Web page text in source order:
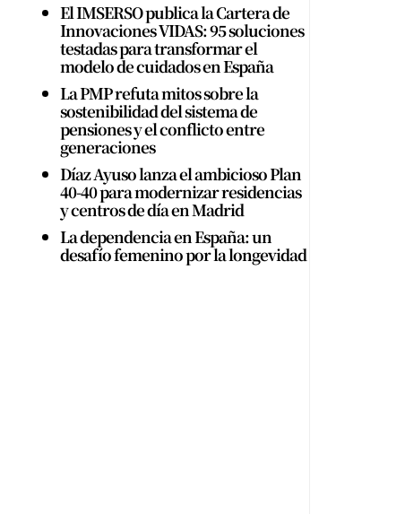
El IMSERSO publica la Cartera de
Innovaciones VIDAS: 95 soluciones
testadas para transformar el
modelo de cuidados en España
La PMP refuta mitos sobre la
sostenibilidad del sistema de
pensiones y el conflicto entre
generaciones
Díaz Ayuso lanza el ambicioso Plan
40-40 para modernizar residencias
y centros de día en Madrid
La dependencia en España: un
desafío femenino por la longevidad